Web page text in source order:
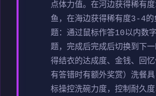
点体力值。在河边获得稀有
鱼，在海边获得稀有度3-4的
题：通过鼠标作答10以内数
题，完成后完成后切换到下
得结衣的达成度、金钱、回
有答错时有额外奖赏） 洗餐
标操控洗碗力度，控制耐久度